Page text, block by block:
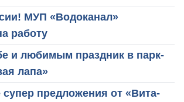
МУП «Водоканал»
работу
и любимым праздник в парк-
лапа»
предложения от «Вита-